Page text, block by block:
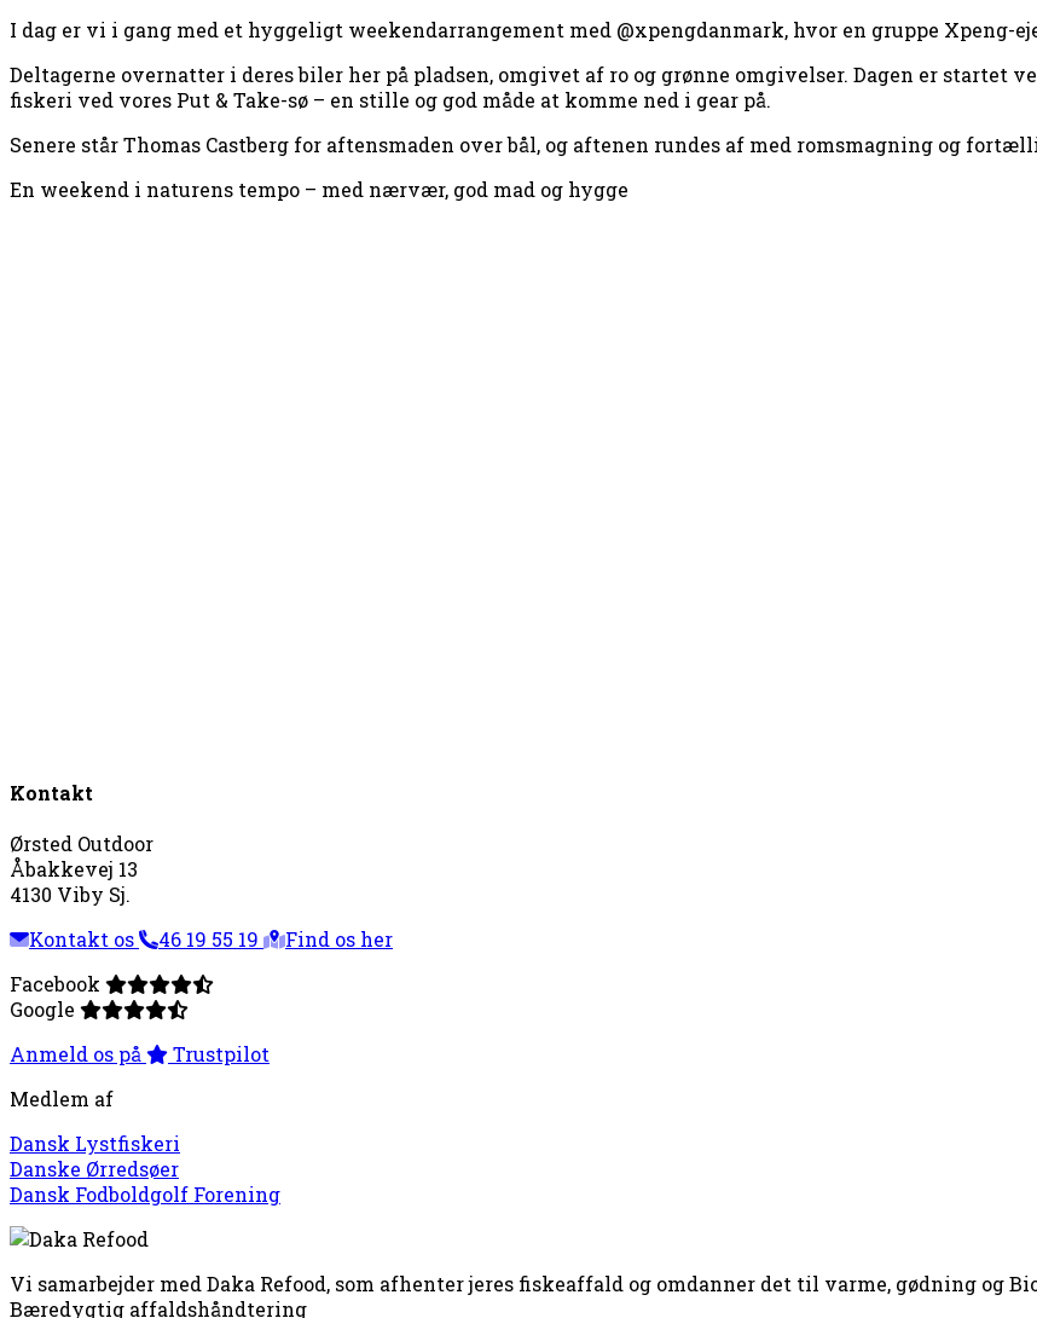
I dag er vi i gang med et hyggeligt weekendarrangement med @xpengdanmark, hvor en gruppe Xpeng-
Deltagerne overnatter i deres biler her på pladsen, omgivet af ro og grønne omgivelser. Dagen er startet
fiskeri ved vores Put & Take-sø – en stille og god måde at komme ned i gear på.
Senere står Thomas Castberg for aftensmaden over bål, og aftenen rundes af med romsmagning og
En weekend i naturens tempo – med nærvær, god mad og hygge
Kontakt
Ørsted Outdoor
Åbakkevej 13
4130 Viby Sj.
Kontakt os
46 19 55 19
Find os her
Facebook
Google
Anmeld os på
Trustpilot
Medlem af
Dansk Lystfiskeri
Danske Ørredsøer
Dansk Fodboldgolf Forening
Vi samarbejder med Daka Refood, som afhenter jeres fiskeaffald og omdanner det til varme, gødning og
Bæredygtig affaldshåndtering